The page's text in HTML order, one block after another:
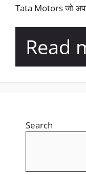
Tata Motors जो
Read
Search